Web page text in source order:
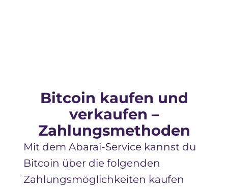
Bitcoin kaufen und
verkaufen –
Zahlungsmethoden
Mit dem Abarai-Service kannst du
Bitcoin über die folgenden
Zahlungsmöglichkeiten kaufen